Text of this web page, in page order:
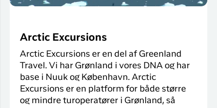
Arctic Excursions
Arctic Excursions er en del af Greenland
Travel. Vi har Grønland i vores DNA og har
base i Nuuk og København. Arctic
Excursions er en platform for både større
og mindre turoperatører i Grønland, så